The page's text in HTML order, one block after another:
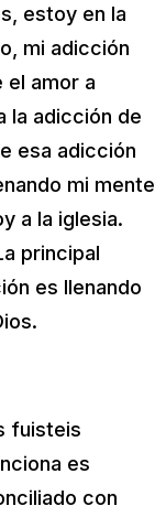
estoy en la
mi adicción
el amor a
la adicción de
esa adicción
mi mente
a la iglesia.
principal
es llenando
fuisteis
es
con